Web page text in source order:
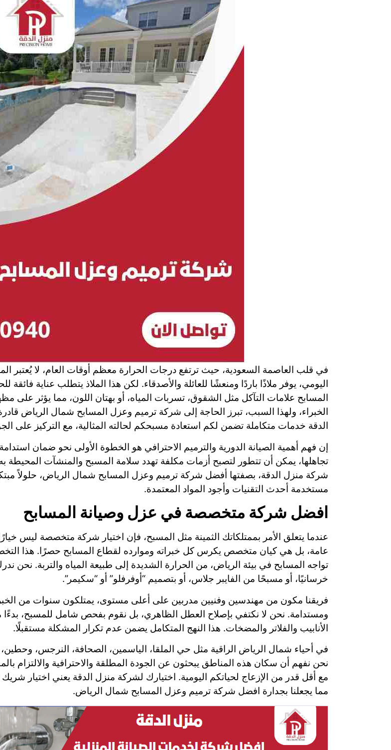
في قلب العاصمة السعودية، حيث ترتفع درجات الحرارة معظم أوقات العام، لا
اليومي، يوفر ملاذًا باردًا ومنعشًا للعائلة والأصدقاء. لكن هذا الملاذ يتطلب عناية
المسابح علامات التآكل مثل الشقوق، تسربات المياه، أو بهتان اللون، مما يؤثر على
الخبراء، ولهذا السبب، تبرز الحاجة إلى شركة ترميم وعزل المسابح شمال الرياض
الدقة خدمات متكاملة تضمن لكم استعادة مسبحكم لحالته المثالية، مع التركيز على
إن فهم أهمية الصيانة الدورية والترميم الاحترافي هو الخطوة الأولى نحو ضمان
تجاهلها، يمكن أن تتطور لتصبح أزمات مكلفة تهدد سلامة المسبح والمنشآت
شركة منزل الدقة، بصفتها أفضل شركة ترميم وعزل المسابح شمال الرياض، حلولاً
مستخدمة أحدث التقنيات وأجود المواد المعتمدة.
افضل شركة متخصصة في عزل وصيانة المسابح
عندما يتعلق الأمر بممتلكاتك الثمينة مثل المسبح، فإن اختيار شركة متخصصة ليس
عامة، بل هي كيان متخصص يكرس كل خبراته وموارده لقطاع المسابح حصرًا. هذا
تواجه المسابح في بيئة الرياض، من الحرارة الشديدة إلى طبيعة المياه والتربة.
خرسانيًا، أو مسبحًا من الفايبر جلاس، أو بتصميم “أوفرفلو” أو “سكيمر”.
فريقنا مكون من مهندسين وفنيين مدربين على أعلى مستوى، يمتلكون سنوات من
ومستدامة. نحن لا نكتفي بإصلاح العطل الظاهري، بل نقوم بفحص شامل للمسبح، بدءًا
الأنابيب والفلاتر والمضخات. هذا النهج المتكامل يضمن عدم تكرار المشكلة مستقبلًا.
في أحياء شمال الرياض الراقية مثل حي الملقا، الياسمين، الصحافة، النرجس، وحطين،
نحن نفهم أن سكان هذه المناطق يبحثون عن الجودة المطلقة والاحترافية والالتزام
مع أقل قدر من الإزعاج لحياتكم اليومية. اختيارك لشركة منزل الدقة يعني اختيار
مما يجعلنا بجدارة افضل شركة ترميم وعزل المسابح شمال الرياض.